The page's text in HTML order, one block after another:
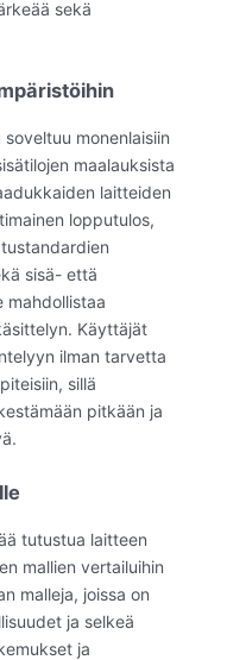
sekä
monenlaisiin
maalauksista
laitteiden
lopputulos,
sisä- että
mahdollistaa
Käyttäjät
ilman tarvetta
sillä
pitkään ja
tutustua laitteen
mallien vertailuihin
malleja, joissa on
ja selkeä
ja